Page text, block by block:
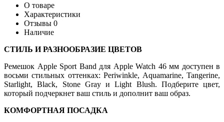
О товаре
Характеристики
Отзывы 0
Наличие
СТИЛЬ И РАЗНООБРАЗИЕ ЦВЕТОВ
Ремешок Apple Sport Band для Apple Watch 46 мм доступен в
восьми стильных оттенках: Periwinkle, Aquamarine, Tangerine,
Starlight, Black, Stone Gray и Light Blush. Подберите цвет,
который подчеркнет ваш стиль и дополнит ваш образ.
КОМФОРТНАЯ ПОСАДКА